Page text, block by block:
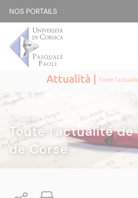
NOS PORTAILS :
Attualità |Toute
ATTUALITÀ|
Toute l'actualité
de Corse